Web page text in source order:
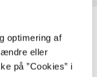
optimering af
eller
på ”Cookies” i